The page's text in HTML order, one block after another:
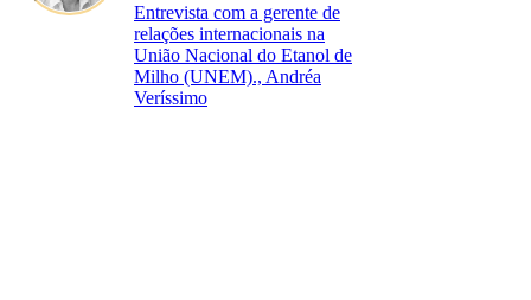
Entrevista com a gerente de
relações internacionais na
União Nacional do Etanol de
Milho (UNEM)., Andréa
Veríssimo